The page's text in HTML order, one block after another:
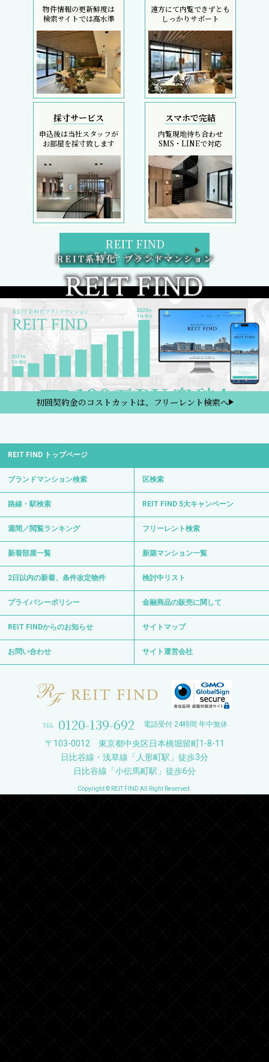
物件情報の更新鮮度は
検索サイトでは高水準
遠方にて内覧できずとも
しっかりサポート
採寸サービス
申込後は当社スタッフが
お部屋を採寸致します
スマホで完結
内覧現地待ち合わせ
SMS・LINEで対応
REIT FIND
5大キャンペーン
初回契約金のコストカットは、フリーレント検索へ
REIT FIND トップページ
ブランドマンション検索 区検索
路線・駅検索 REIT FIND 5大キャンペーン
週間／閲覧ランキング フリーレント検索
新着部屋一覧 新築マンション一覧
2日以内の新着、条件改定物件 検討中リスト
プライバシーポリシー 金融商品の販売に関して
REIT FINDからのお知らせ サイトマップ
お問い合わせ サイト運営会社
0120-139-692 電話受付 24時間 年中無休
〒103-0012 東京都中央区日本橋堀留町1-8-11
日比谷線・浅草線「人形町駅」徒歩3分
日比谷線「小伝馬町駅」徒歩6分
Copyright © REIT FIND All Right Reserved.